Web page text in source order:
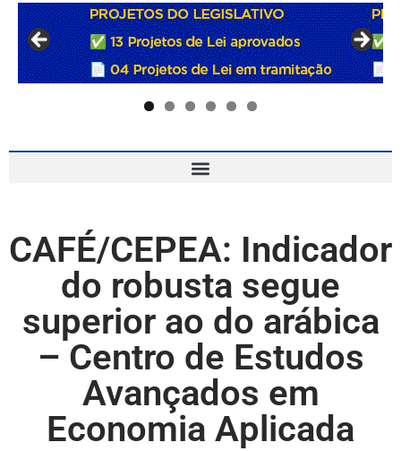
CAFÉ/CEPEA: Indicador
do robusta segue
superior ao do arábica
– Centro de Estudos
Avançados em
Economia Aplicada